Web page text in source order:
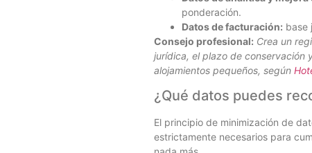
ponderación.
Datos de facturación: base
Consejo profesional: Crea un
jurídica, el plazo de conservación
alojamientos pequeños, según
¿Qué datos puedes
El principio de minimización de
estrictamente necesarios para